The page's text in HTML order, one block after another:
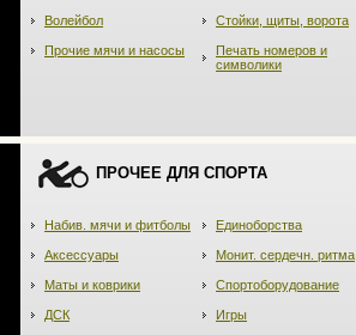
Волейбол
Прочие мячи и насосы
Стойки, щиты, ворота
Печать номеров и
символики
ПРОЧЕЕ ДЛЯ СПОРТА
Набив. мячи и фитболы
Аксессуары
Маты и коврики
ДСК
Единоборства
Монит. сердечн. ритма
Спортоборудование
Игры